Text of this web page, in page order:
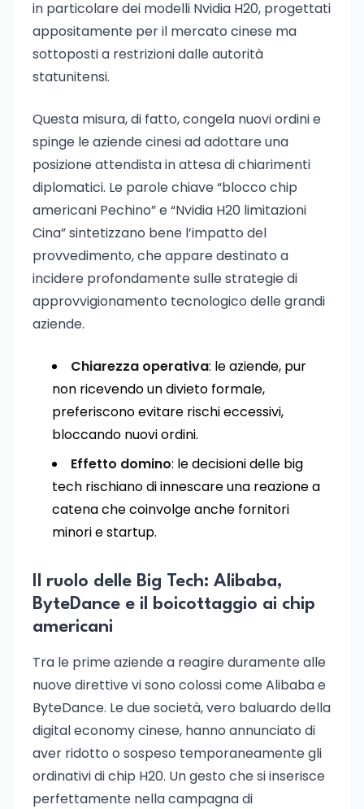
in particolare dei modelli Nvidia H20, progettati
appositamente per il mercato cinese ma
sottoposti a restrizioni dalle autorità
statunitensi.
Questa misura, di fatto, congela nuovi ordini e
spinge le aziende cinesi ad adottare una
posizione attendista in attesa di chiarimenti
diplomatici. Le parole chiave “blocco chip
americani Pechino” e “Nvidia H20 limitazioni
Cina” sintetizzano bene l’impatto del
provvedimento, che appare destinato a
incidere profondamente sulle strategie di
approvvigionamento tecnologico delle grandi
aziende.
Chiarezza operativa: le aziende, pur
non ricevendo un divieto formale,
preferiscono evitare rischi eccessivi,
bloccando nuovi ordini.
Effetto domino: le decisioni delle big
tech rischiano di innescare una reazione a
catena che coinvolge anche fornitori
minori e startup.
Il ruolo delle Big Tech: Alibaba,
ByteDance e il boicottaggio ai chip
americani
Tra le prime aziende a reagire duramente alle
nuove direttive vi sono colossi come Alibaba e
ByteDance. Le due società, vero baluardo della
digital economy cinese, hanno annunciato di
aver ridotto o sospeso temporaneamente gli
ordinativi di chip H20. Un gesto che si inserisce
perfettamente nella campagna di